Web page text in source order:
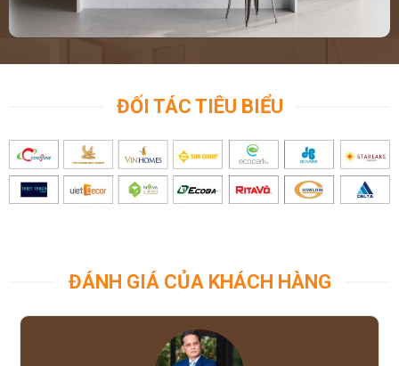
ĐỐI TÁC TIÊU BIỂU
ĐÁNH GIÁ CỦA KHÁCH HÀNG